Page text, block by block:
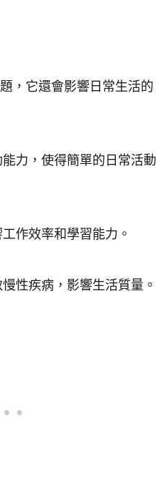
，它還會影響日常生活的
力，使得簡單的日常活動
作效率和學習能力。
性疾病，影響生活質量。